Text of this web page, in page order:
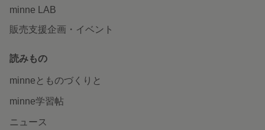
minne LAB
販売支援企画・イベント
読みもの
minneとものづくりと
minne学習帖
ニュース